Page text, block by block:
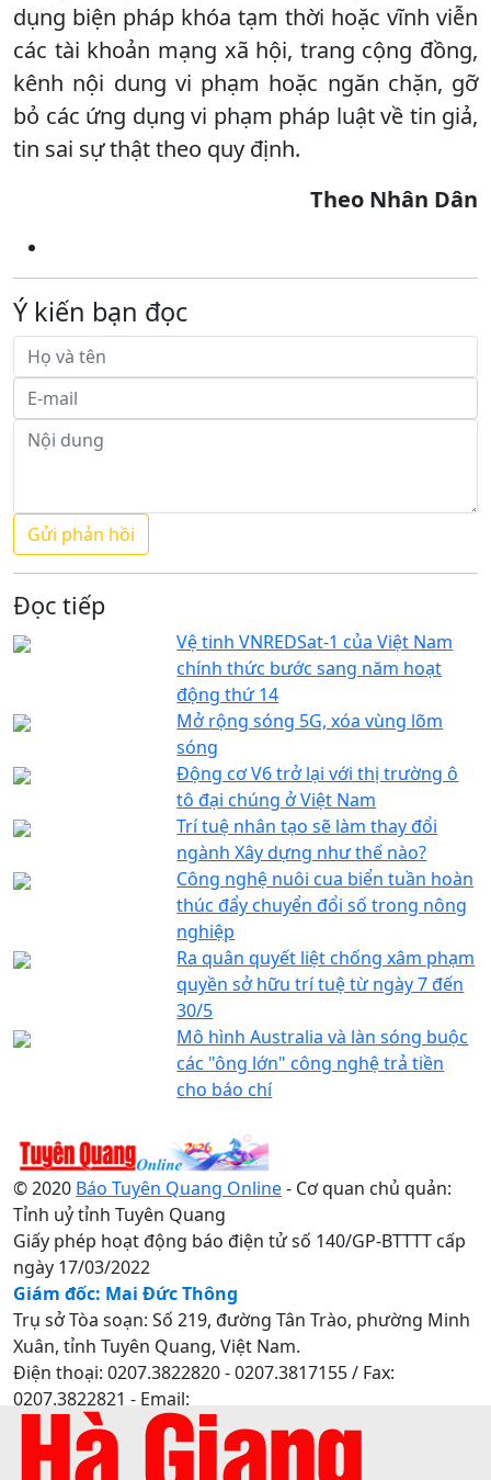
dụng biện pháp khóa tạm thời hoặc vĩnh viễn
các tài khoản mạng xã hội, trang cộng đồng,
kênh nội dung vi phạm hoặc ngăn chặn, gỡ
bỏ các ứng dụng vi phạm pháp luật về tin giả,
tin sai sự thật theo quy định.
Theo Nhân Dân
Ý kiến bạn đọc
Đọc tiếp
Vệ tinh VNREDSat-1 của Việt Nam
chính thức bước sang năm hoạt
động thứ 14
Mở rộng sóng 5G, xóa vùng lõm
sóng
Động cơ V6 trở lại với thị trường ô
tô đại chúng ở Việt Nam
Trí tuệ nhân tạo sẽ làm thay đổi
ngành Xây dựng như thế nào?
Công nghệ nuôi cua biển tuần hoàn
thúc đẩy chuyển đổi số trong nông
nghiệp
Ra quân quyết liệt chống xâm phạm
quyền sở hữu trí tuệ từ ngày 7 đến
30/5
Mô hình Australia và làn sóng buộc
các "ông lớn" công nghệ trả tiền
cho báo chí
© 2020 Báo Tuyên Quang Online- Cơ quan chủ quản:
Tỉnh uỷ tỉnh Tuyên Quang
Giấy phép hoạt động báo điện tử số 140/GP-BTTTT cấp
ngày 17/03/2022
Giám đốc: Mai Đức Thông
Trụ sở Tòa soạn: Số 219, đường Tân Trào, phường Minh
Xuân, tỉnh Tuyên Quang, Việt Nam.
Điện thoại: 0207.3822820 - 0207.3817155 / Fax:
0207.3822821 - Email:
baotuyenquang.com.vn@gmail.com